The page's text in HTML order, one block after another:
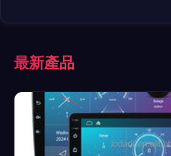
最新產品